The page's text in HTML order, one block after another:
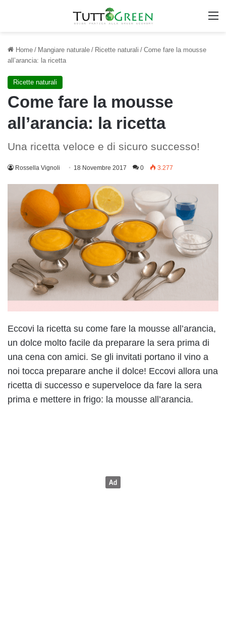
Home / Mangiare naturale / Ricette naturali / Come fare la mousse
all’arancia: la ricetta
Ricette naturali
Come fare la mousse
all’arancia: la ricetta
Una ricetta veloce e di sicuro successo!
Rossella Vignoli 18 Novembre 2017 0 3.277
Eccovi la ricetta su come fare la mousse all’arancia,
un dolce molto facile da preparare la sera prima di
una cena con amici. Se gli invitati portano il vino a
noi tocca preparare anche il dolce! Eccovi allora una
ricetta di successo e superveloce da fare la sera
prima e mettere in frigo: la mousse all’arancia.